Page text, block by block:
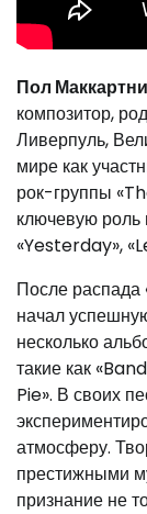
Пол Маккартни
композитор,
Ливерпуль,
мире как
рок-группы
ключевую роль
«Yesterday»,
После распада
начал
несколько
такие как
Pie». В своих
атмосферу.
престижными
признание не